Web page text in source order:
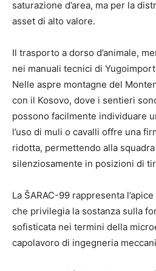
saturazione d’area, ma per la
asset di alto valore.
Il trasporto a dorso d’animale,
nei manuali tecnici di
Nelle aspre montagne del
con il Kosovo, dove i sentieri
possono facilmente individuare
l’uso di muli o cavalli offre una
ridotta, permettendo alla
silenziosamente in posizioni di
La ŠARAC-99 rappresenta
che privilegia la sostanza sulla
sofisticata nei termini della
capolavoro di ingegneria